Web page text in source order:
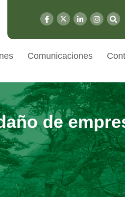
Comunicaciones
de